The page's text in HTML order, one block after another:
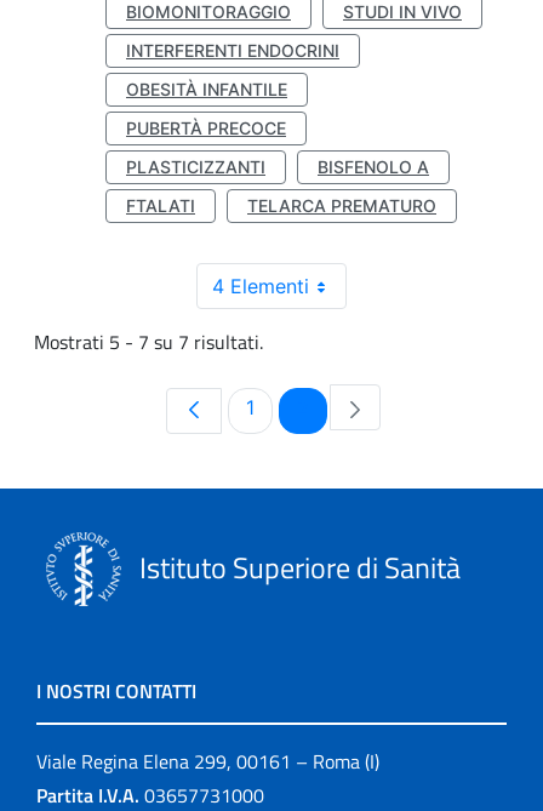
BIOMONITORAGGIO
STUDI IN VIVO
INTERFERENTI ENDOCRINI
OBESITÀ INFANTILE
PUBERTÀ PRECOCE
PLASTICIZZANTI
BISFENOLO A
FTALATI
TELARCA PREMATURO
4 Elementi
Mostrati 5 - 7 su 7 risultati.
Pagina
1 Pagina
Istituto Superiore di Sanità
I NOSTRI CONTATTI
Viale Regina Elena 299, 00161 – Roma (I)
Partita I.V.A. 03657731000